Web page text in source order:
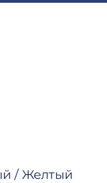
/ Желтый